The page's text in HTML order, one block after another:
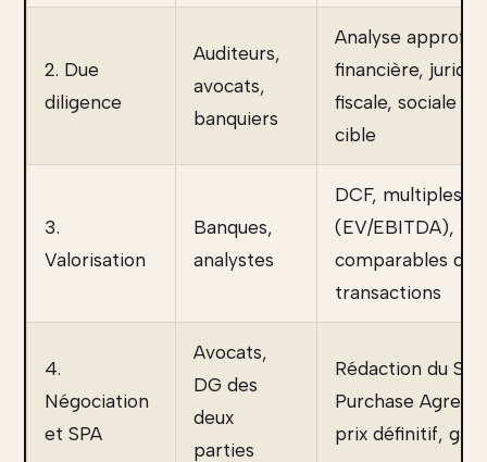
2. Due
diligence
Auditeurs,
avocats,
banquiers
Analyse
financière,
fiscale, sociale
cible
3.
Valorisation
Banques,
analystes
DCF, multiples
(EV/EBITDA),
comparables de
transactions
4.
Négociation
et SPA
Avocats,
DG des
deux
parties
Rédaction du
Purchase
prix définitif,